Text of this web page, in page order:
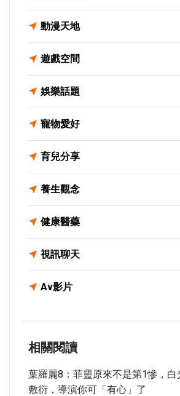
動漫天地
遊戲空間
娛樂話題
寵物愛好
育兒分享
養生觀念
健康醫藥
視訊聊天
Av影片
相關閱讀
葉羅麗8：菲靈原來不是第1慘，白
敷衍，導演你可「有心」了